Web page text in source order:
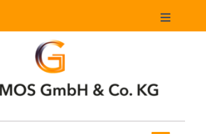
Toggle
Mein Konto
Warenkorb